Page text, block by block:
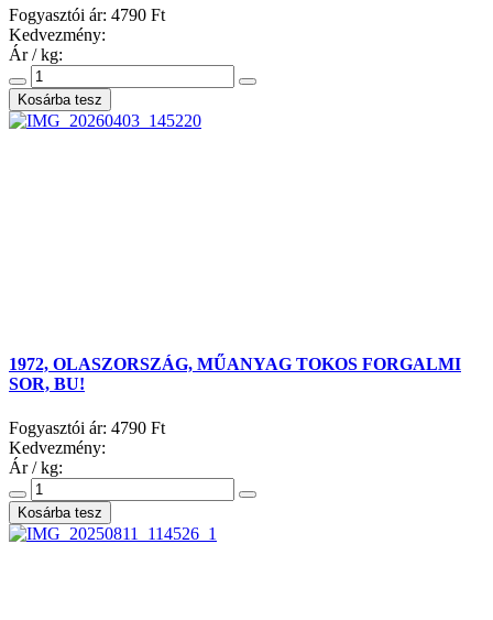
Fogyasztói ár: 4790 Ft
Kedvezmény:
Ár / kg:
1972, OLASZORSZÁG, MŰANYAG TOKOS FORGALMI
SOR, BU!
Fogyasztói ár: 4790 Ft
Kedvezmény:
Ár / kg: